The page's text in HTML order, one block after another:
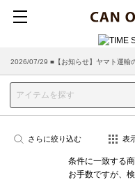
2026/07/29 ■【お知らせ】ヤマト運輸
さらに絞り込む 表
条件に一致する
お手数ですが、